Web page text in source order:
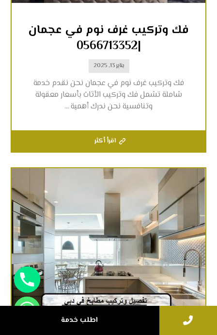
فك وتركيب غرف نوم في عجمان
|0566713352
يناير 13, 2025
فك وتركيب غرف نوم في عجمان نحن نقدم خدمة
شاملة تشمل فك وتركيب الأثاث بأسعار معقولة
وتنافسية نحن ندرك أهمية ...
اقرأ أكثر
اطلب خدمة